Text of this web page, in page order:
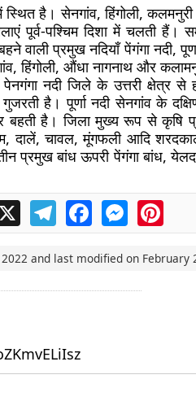
में स्थित है। सेनगांव, हिंगोली,
पूर्व-पश्चिम दिशा में चलती
वाली प्रमुख नदियाँ पेंगंगा नदी,
हिंगोली, औंधा नागनाथ और
नदी जिले के उत्तरी क्षेत्र से
है। पूर्णा नदी सेनगांव के
है। जिला मुख्य रूप से कृषि
दालें, चावल, मूंगफली आदि
प्रमुख बांध ऊपरी पेंगंगा बांध,
X TelegramFacebookMessenger
and last modified on February